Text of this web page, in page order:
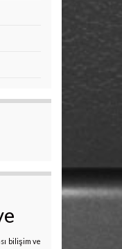
bilişim ve